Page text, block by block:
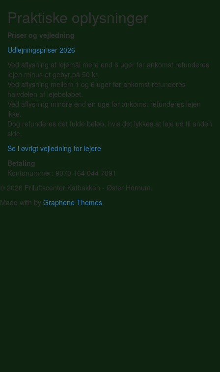
Praktiske oplysninger
Priser og vejledning
Udlejningspriser 2026
Ved aflysning af lejemål mere end 6 uger før ankomst refunderes
lejen minus et gebyr på 50 kr.
Ved aflysning mellem 1 og 6 uger før ankomst refunderes
halvdelen af lejebeløbet.
Ved aflysning mindre end en uge før ankomst refunderes lejen
ikke.
Dog refunderes det fulde beløb, hvis det lykkes at leje ud til anden
side.
Se i øvrigt vejledning for lejere
Betaling
Kontonummer: 9070 164 044 7091
© 2026 Friluftscenter Katbakken - Øster Hornum.
Made with by Graphene Themes.